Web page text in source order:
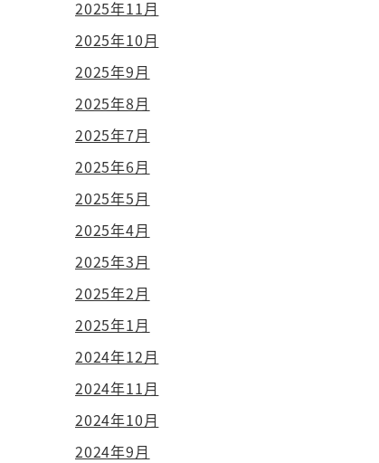
2025年11月
2025年10月
2025年9月
2025年8月
2025年7月
2025年6月
2025年5月
2025年4月
2025年3月
2025年2月
2025年1月
2024年12月
2024年11月
2024年10月
2024年9月